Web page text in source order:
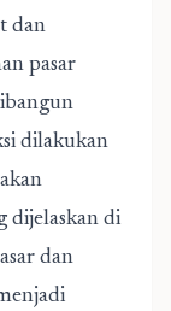
dan
pasar
dilakukan
dijelaskan di
dan